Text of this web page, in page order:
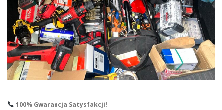
100% Gwarancja Satysfakcji!